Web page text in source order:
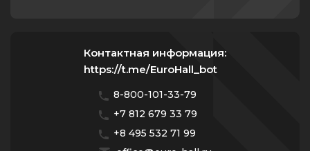
Контактная информация:
https://t.me/EuroHall_bot
8-800-101-33-79
+7 812 679 33 79
+8 495 532 71 99